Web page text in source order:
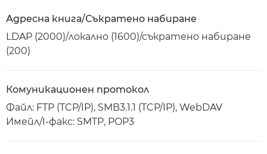
Адресна книга/Съкратено набиране
LDAP (2000)/локално (1600)/съкратено набиране
(200)
Комуникационен протокол
Файл: FTP (TCP/IP), SMB3.1.1 (TCP/IP), WebDAV
Имейл/I-факс: SMTP, POP3